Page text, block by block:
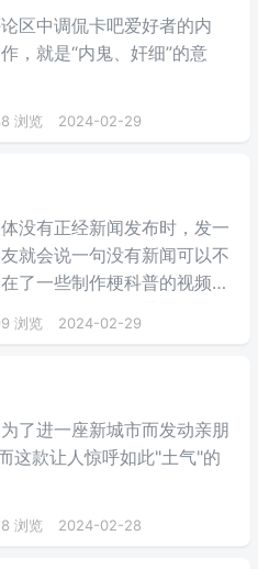
区中调侃卡吧爱好者的内
，就是“内鬼、奸细”的意
浏览 2024-02-29
没有正‌‌‌‌‌‌‌‌经新闻发布时，发一
就会说一句没有新闻可以不
了一些制作梗科普的视频博
批评，更多的是带有玩梗的
，指各类梗科普相关的作者
认可时，网友们就会评论一
浏览 2024-02-29
了进一座新城市而发动亲朋
这款让人惊呼如此"土气"的
浏览 2024-02-28